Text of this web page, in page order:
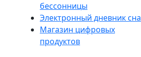
бессонницы
Электронный дневник сна
Магазин цифровых
продуктов